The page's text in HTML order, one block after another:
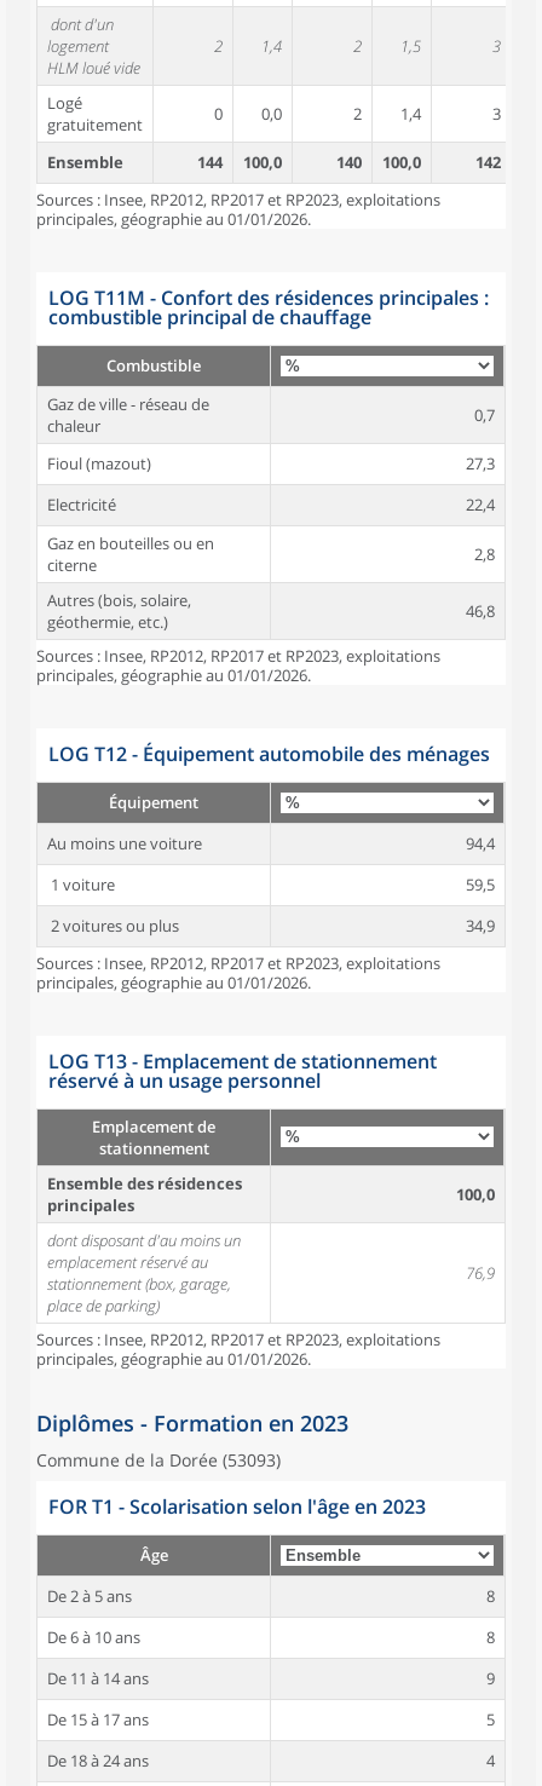
dont d'un
logement
HLM loué vide
2 1,4 2 1,5 3
Logé
gratuitement
0 0,0 2 1,4 3
Ensemble 144 100,0 140 100,0 142
Sources : Insee, RP2012, RP2017 et RP2023, exploitations
principales, géographie au 01/01/2026.
LOG T11M - Confort des résidences principales :
combustible principal de chauffage
Combustible
Gaz de ville - réseau de
chaleur
0,7
Fioul (mazout)
27,3
Electricité
22,4
Gaz en bouteilles ou en
citerne
2,8
Autres (bois, solaire,
géothermie, etc.)
46,8
Sources : Insee, RP2012, RP2017 et RP2023, exploitations
principales, géographie au 01/01/2026.
LOG T12 - Équipement automobile des ménages
Équipement
Au moins une voiture
94,4
1 voiture
59,5
2 voitures ou plus
34,9
Sources : Insee, RP2012, RP2017 et RP2023, exploitations
principales, géographie au 01/01/2026.
LOG T13 - Emplacement de stationnement
réservé à un usage personnel
Emplacement de
stationnement
Ensemble des résidences
principales
100,0
dont disposant d'au moins un
emplacement réservé au
stationnement (box, garage,
place de parking)
76,9
Sources : Insee, RP2012, RP2017 et RP2023, exploitations
principales, géographie au 01/01/2026.
Diplômes - Formation en 2023
Commune de la Dorée (53093)
FOR T1 - Scolarisation selon l'âge en 2023
Âge
De 2 à 5 ans
8
De 6 à 10 ans
8
De 11 à 14 ans
9
De 15 à 17 ans
5
De 18 à 24 ans
4